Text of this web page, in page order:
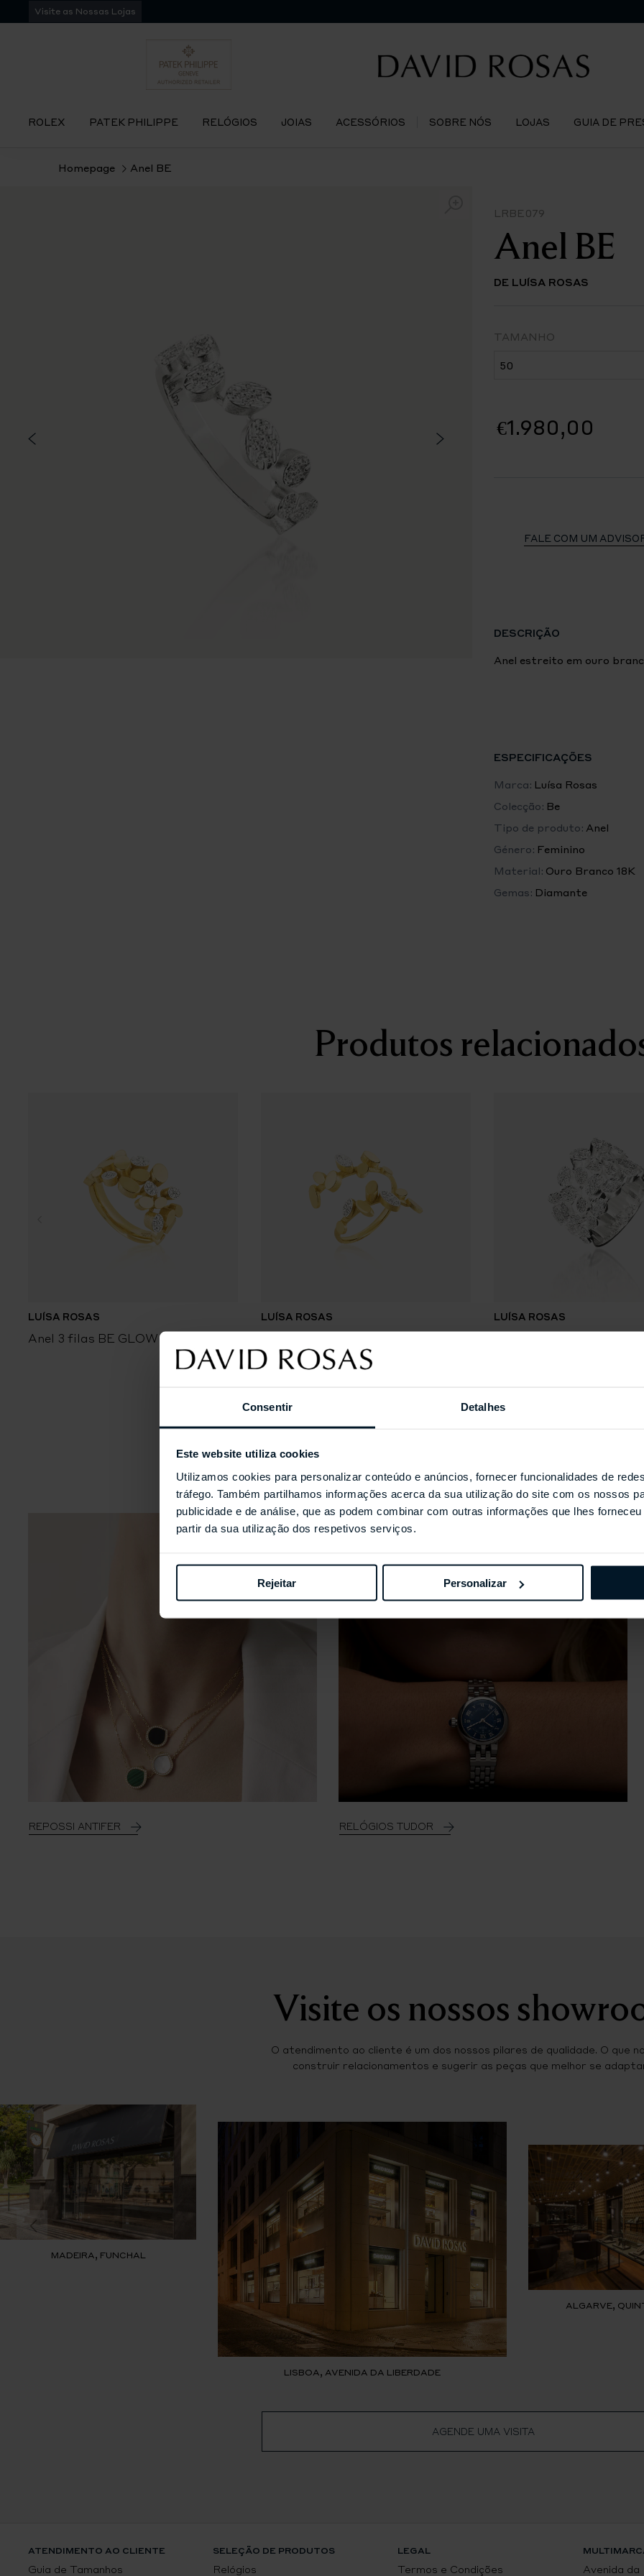
Consentir Detalhes
Este website utiliza cookies
Utilizamos cookies para personalizar conteúdo e anúncios, fornecer funcionalidades de
tráfego. Também partilhamos informações acerca da sua utilização do site com os nossos
publicidade e de análise, que as podem combinar com outras informações que lhes
partir da sua utilização dos respetivos serviços.
Rejeitar Personalizar
para
Visite as Nossas Lojas
ROLEX PATEK PHILIPPE RELÓGIOS JOIAS ACESSÓRIOS SOBRE NÓS LOJAS GUIA DE
Homepage Anel BE
LRBE079
Anel BE
DE LUÍSA ROSAS
TAMANHO
€1.980,00
FALE COM UM
DESCRIÇÃO
Anel estreito em ouro
ESPECIFICAÇÕES
Marca: Luísa Rosas
Colecção: Be
Tipo de produto: Anel
Género: Feminino
Material: Ouro Branco 18K
Gemas: Diamante
Produtos
LUÍSA ROSAS
Anel 3 filas BE GLOW
LUÍSA ROSAS LUÍSA ROSAS
Coleções
REPOSSI ANTIFER RELÓGIOS TUDOR
Visite os nossos
O atendimento ao cliente é um dos nossos pilares de qualidade. O que
construir relacionamentos e sugerir as peças que melhor se
MADEIRA, FUNCHAL
LISBOA, AVENIDA DA LIBERDADE
ALGARVE,
AGENDE UMA VISITA
ATENDIMENTO AO CLIENTE
Guia de Tamanhos
SELEÇÃO DE PRODUTOS
Relógios
LEGAL
Termos e Condições Avenida